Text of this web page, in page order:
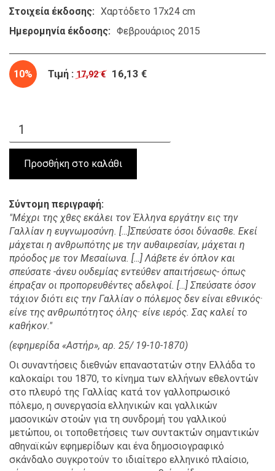
Στοιχεία έκδοσης
Χαρτόδετο 17x24 cm
Ημερομηνία έκδοσης
Φεβρουάριος 2015
10% Τιμή : 17,92 € 16,13 €
Σύντομη περιγραφή
"Μέχρι της χθες εκάλει τον Έλληνα εργάτην εις την
Γαλλίαν η ευγνωμοσύνη. […]Σπεύσατε όσοι δύνασθε. Εκεί
μάχεται η ανθρωπότης με την αυθαιρεσίαν, μάχεται η
πρόοδος με τον Μεσαίωνα. […] Λάβετε έν όπλον και
σπεύσατε -άνευ ουδεμίας εντεύθεν απαιτήσεως- όπως
έπραξαν οι προπορευθέντες αδελφοί. […] Σπεύσατε όσον
τάχιον διότι εις την Γαλλίαν ο πόλεμος δεν είναι εθνικός·
είνε της ανθρωπότητος όλης· είνε ιερός. Σας καλεί το
καθήκον."
(εφημερίδα «Αστήρ», αρ. 25/ 19-10-1870)
Οι συναντήσεις διεθνών επαναστατών στην Ελλάδα το
καλοκαίρι του 1870, το κίνημα των ελλήνων εθελοντών
στο πλευρό της Γαλλίας κατά τον γαλλοπρωσικό
πόλεμο, η συνεργασία ελληνικών και γαλλικών
μασονικών στοών για τη συνδρομή του γαλλικού
μετώπου, οι τοποθετήσεις των συντακτών σημαντικών
αθηναϊκών εφημερίδων και ένα δημοσιογραφικό
σκάνδαλο συγκροτούν το ιδιαίτερο ελληνικό πλαίσιο,